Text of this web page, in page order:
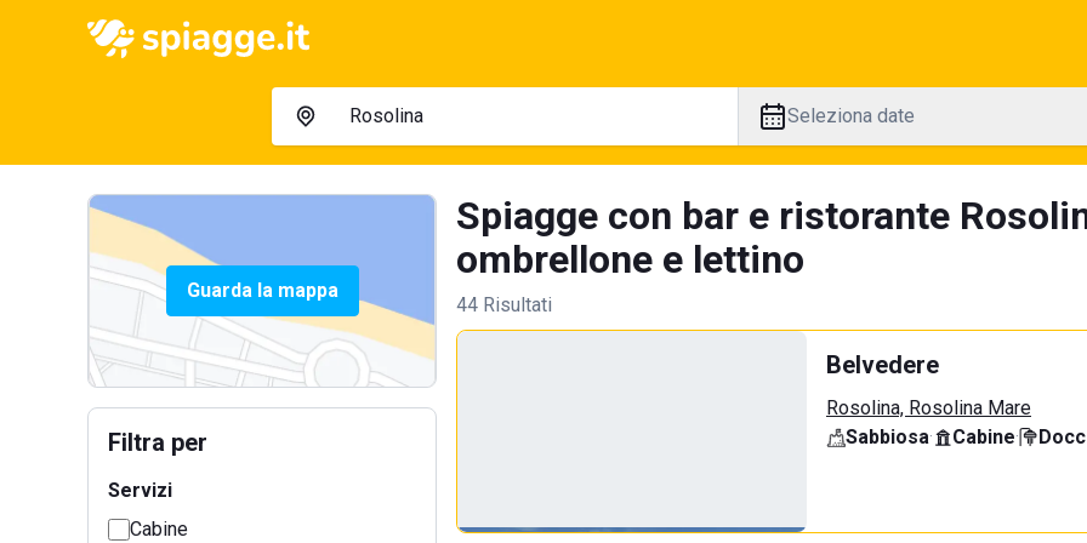
Seleziona date
Guarda la mappa
Filtra per
Servizi
Cabine
Spiagge con bar e ristorante
ombrellone e lettino
44 Risultati
Belvedere
Rosolina, Rosolina Mare
Sabbiosa· Cabine·